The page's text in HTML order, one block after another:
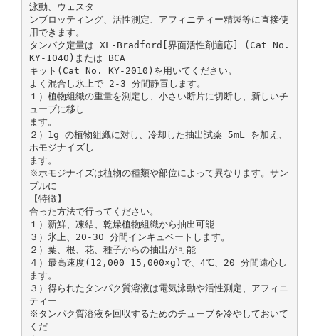
泳動、ウェスタ
ンブロッティング、活性測定、アフィニティー精製等に直接使
用できます。
タンパク定量は XL-Bradford[界面活性剤適応] (Cat No.
KY-1040)または BCA
キット(Cat No. KY-2010)を用いてください。
よく混合し氷上で 2-3 分間静置します。
１）植物組織の重量を測定し、小さい断片に切断し、新しいチ
ューブに移し
ます。
２）1g の植物組織に対し、冷却した抽出試薬 5mL を加え、
ホモジナイズし
ます。
※ホモジナイズは植物の種類や部位によって異なります。サン
プルに
【特徴】
合った方法で行ってください。
１）新鮮、凍結、乾燥植物組織から抽出可能
３）氷上、20-30 分間インキュベートします。
２）葉、根、花、種子からの抽出が可能
４）最高速度(12,000 15,000×g)で、4℃、20 分間遠心し
ます。
３）得られたタンパク質溶液は電気泳動や活性測定、アフィニ
ティー
※タンパク質溶液を回収するためのチューブを冷やしておいて
くだ